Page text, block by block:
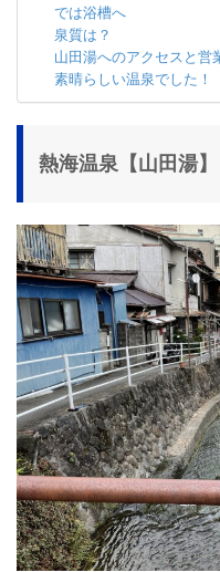
では浴槽へ
泉質は？
山田湯へのアクセスと営
素晴らしい温泉でした！
熱海温泉【山田湯